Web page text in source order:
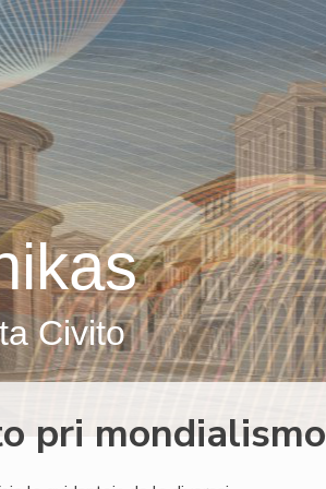
Civito
pri mondialismo